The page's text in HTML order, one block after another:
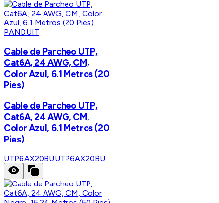
PANDUIT
Cable de Parcheo UTP,
Cat6A, 24 AWG, CM,
Color Azul, 6.1 Metros (20
Pies)
Cable de Parcheo UTP,
Cat6A, 24 AWG, CM,
Color Azul, 6.1 Metros (20
Pies)
UTP6AX20BUUTP6AX20BU